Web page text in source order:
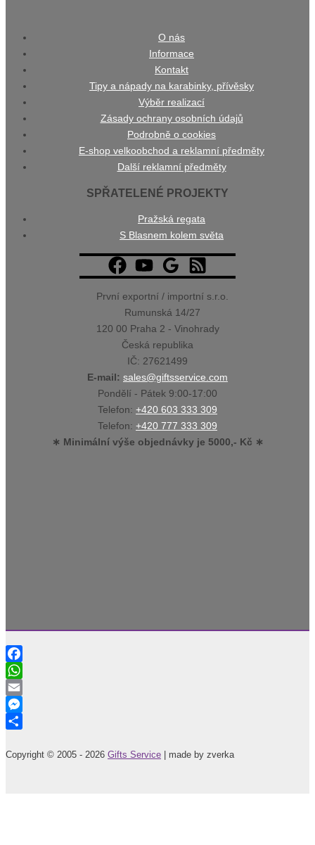
O nás
Informace
Kontakt
Tipy a nápady na karabinky, přívěsky
Výběr realizací
Zásady ochrany osobních údajů
Podrobně o cookies
E-shop velkoobchod a reklamní předměty
Další reklamní předměty
SPŘATELENÉ PROJEKTY
Pražská regata
S Blasnem kolem světa
První exportní / importní s.r.o.
Rumunská 14/27
120 00 Praha 2 - Vinohrady
Česká republika
IČ: 27621499
E-mail: sales@giftsservice.com
Pondělí - Pátek 9:00-17:00
Telefon: +420 603 333 309
Telefon: +420 777 333 309
∗ Minimální výše objednávky je 5000,- Kč ∗
Copyright © 2005 - 2026 Gifts Service | made by zverka